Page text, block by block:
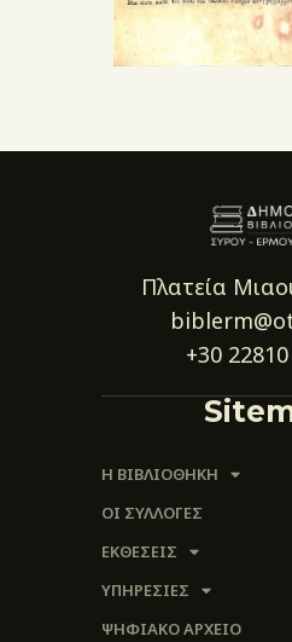
Πλατεία
+30
Η ΒΙΒΛΙΟΘΗΚΗ
ΟΙ ΣΥΛΛΟΓΈΣ
ΕΚΘΕΣΕΙΣ
ΥΠΗΡΕΣΙΕΣ
ΨΗΦΙΑΚΌ ΑΡΧΕΊΟ